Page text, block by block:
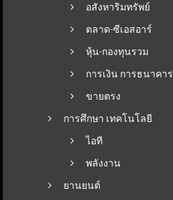
อสังหาริมทรัพย์
ตลาด-ซีเอสอาร์
หุ้น-กองทุนรวม
การเงิน การธนาคาร
ขายตรง
การศึกษา เทคโนโลยี
ไอที
พลังงาน
ยานยนต์